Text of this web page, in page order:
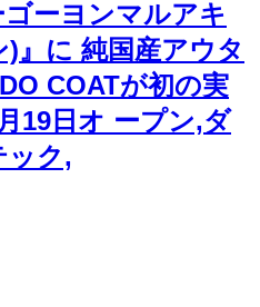
ーヨンマルアキ
』に 純国産アウタ
COATが初の実
19日オ ープン,ダ
ック,